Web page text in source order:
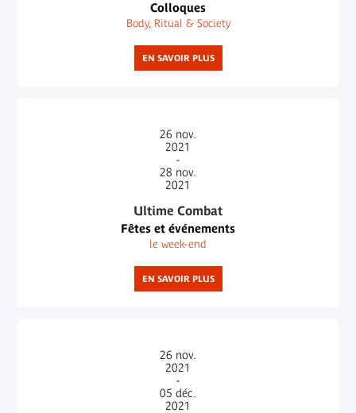
Colloques
Body, Ritual & Society
EN SAVOIR PLUS
26 nov.
2021
-
28 nov.
2021
Ultime Combat
Fêtes et événements
le week-end
EN SAVOIR PLUS
26 nov.
2021
-
05 déc.
2021